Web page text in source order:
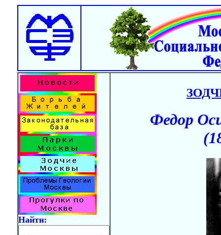
Найти:
Федор